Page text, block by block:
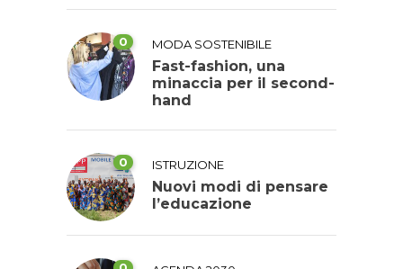
0 MODA SOSTENIBILE
Fast-fashion, una
minaccia per il second-
hand
0 ISTRUZIONE
Nuovi modi di pensare
l’educazione